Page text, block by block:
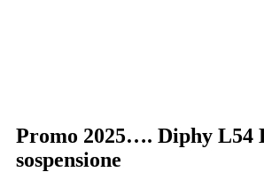
Promo 2025…. Diphy L54
sospensione